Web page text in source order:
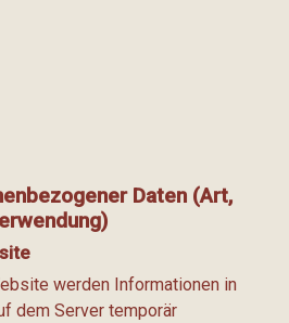
Daten (Art,
werden Informationen in
dem Server temporär